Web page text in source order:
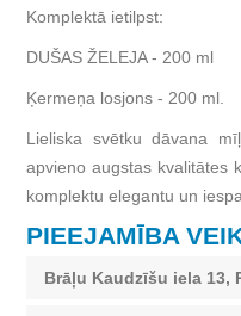
Komplektā ietilpst:
DUŠAS ŽELEJA - 200 ml
Ķermeņa losjons - 200 ml.
Lieliska svētku dāvana
apvieno augstas kvalitātes
komplektu elegantu un
PIEEJAMĪBA
Brāļu Kaudzīšu iela 13,